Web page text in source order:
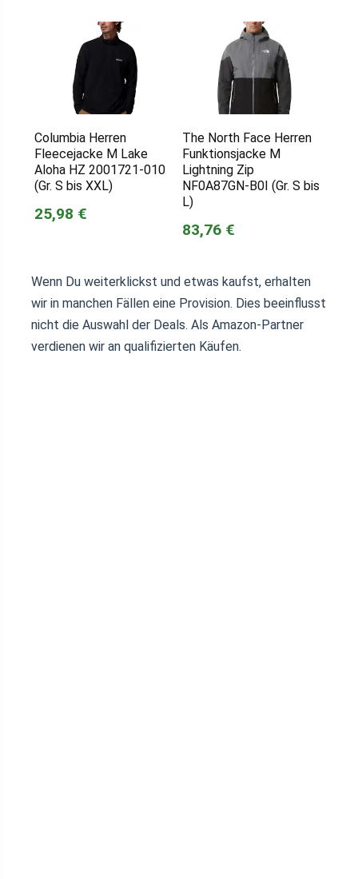
Columbia Herren
Fleecejacke M Lake
Aloha HZ 2001721-010
(Gr. S bis XXL)
25,98 €
The North Face Herren
Funktionsjacke M
Lightning Zip
NF0A87GN-B0I (Gr. S bis
L)
83,76 €
Wenn Du weiterklickst und etwas kaufst, erhalten
wir in manchen Fällen eine Provision. Dies beeinflusst
nicht die Auswahl der Deals. Als Amazon-Partner
verdienen wir an qualifizierten Käufen.